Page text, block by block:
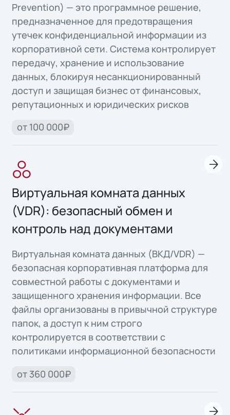
Prevention) — это программное решение,
предназначенное для предотвращения
утечек конфиденциальной информации из
корпоративной сети. Система контролирует
передачу, хранение и использование
данных, блокируя несанкционированный
доступ и защищая бизнес от финансовых,
репутационных и юридических рисков
от 100 000₽
Виртуальная комната данных
(VDR): безопасный обмен и
контроль над документами
Виртуальная комната данных (ВКД/VDR) —
безопасная корпоративная платформа для
совместной работы с документами и
защищенного хранения информации. Все
файлы организованы в привычной структуре
папок, а доступ к ним строго
контролируется в соответствии с
политиками информационной безопасности
от 360 000₽